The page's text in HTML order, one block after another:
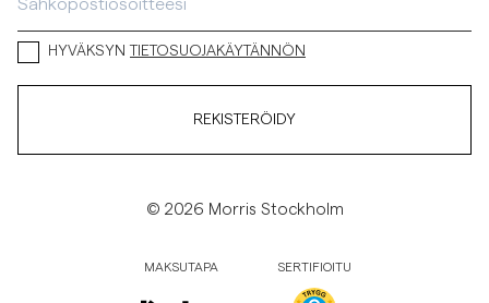
HYVÄKSYN TIETOSUOJAKÄYTÄNNÖN
REKISTERÖIDY
© 2026 Morris Stockholm
MAKSUTAPA SERTIFIOITU